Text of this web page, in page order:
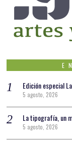
Edición especial
5 agosto, 2026
La tipografía, un
5 agosto, 2026